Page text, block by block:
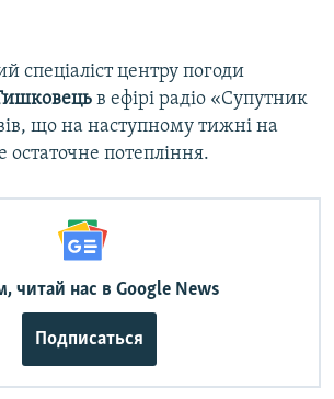
спеціаліст центру погоди
в ефірі радіо «Супутник
що на наступному тижні на
остаточне потепління.
читай нас в Google News
Подписаться